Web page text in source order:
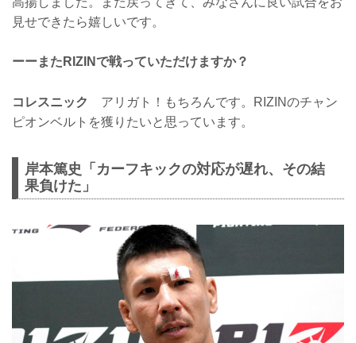
見せできたら嬉しいです。
ーーまたRIZINで戦っていただけますか？
コレスニック
アリガト！もちろんです。RIZINのチャン
ピオンベルトを獲りたいと思っています。
岸本篤史「カーフキックの対応が遅れ、その結
果負けた」